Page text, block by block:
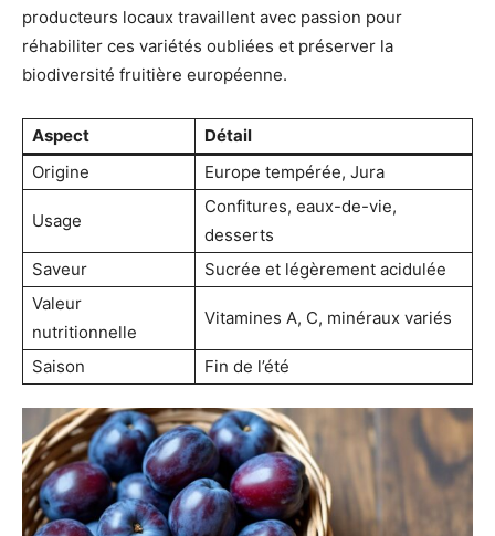
producteurs locaux travaillent avec passion pour
réhabiliter ces variétés oubliées et préserver la
biodiversité fruitière européenne.
Aspect
Détail
Origine
Europe tempérée, Jura
Usage
Confitures, eaux-de-vie,
desserts
Saveur
Sucrée et légèrement acidulée
Valeur
nutritionnelle
Vitamines A, C, minéraux variés
Saison Fin de l’été